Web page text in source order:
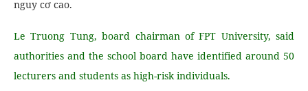
nguy cơ cao.
Le Truong Tung, board chairman of FPT University, said
authorities and the school board have identified around 50
lecturers and students as high-risk individuals.